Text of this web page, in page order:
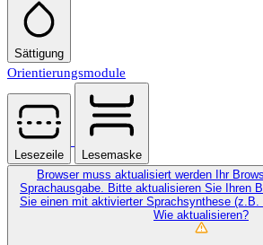
Sättigung
Orientierungsmodule
Lesezeile
Lesemaske
Browser muss aktualisiert werden
Ihr
Sprachausgabe. Bitte aktualisieren Sie Ihren
Sie einen mit aktivierter Sprachsynthese (z.B.
Wie aktualisieren?